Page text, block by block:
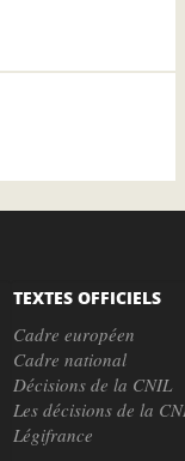
TEXTES OFFICIELS
Cadre européen
Cadre national
Décisions de la CNIL
Les décisions de la
Légifrance